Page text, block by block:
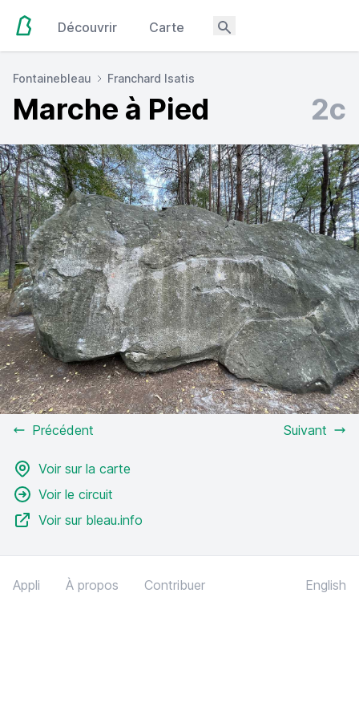
Découvrir Carte
Fontainebleau Franchard Isatis
Marche à Pied 2c
Précédent Suivant
Voir sur la carte
Voir le circuit
Voir sur bleau.info
Appli À propos Contribuer English